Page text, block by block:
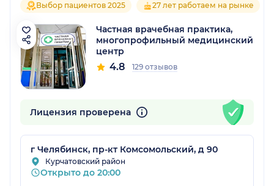
Выбор пациентов 2025 27 лет работаем на рынке
Частная врачебная практика,
многопрофильный медицинский
центр
4.8 129 отзывов
Лицензия проверена
г Челябинск, пр-кт Комсомольский, д 90
Курчатовский район
Открыто до 20:00